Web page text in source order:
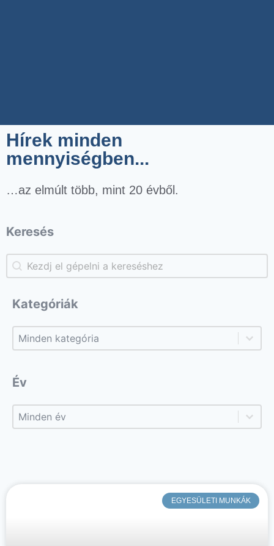
Hírek minden
mennyiségben...
…az elmúlt több, mint 20 évből.
Keresés
Keresés
Keresés
Kategóriák
Kategóriák
Kategóriák
Év
Év
Év
EGYESÜLETI MUNKÁK